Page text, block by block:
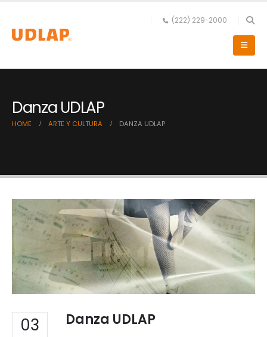
(222) 229-2000
Danza UDLAP
HOME ARTE Y CULTURA DANZA UDLAP
03 Danza UDLAP